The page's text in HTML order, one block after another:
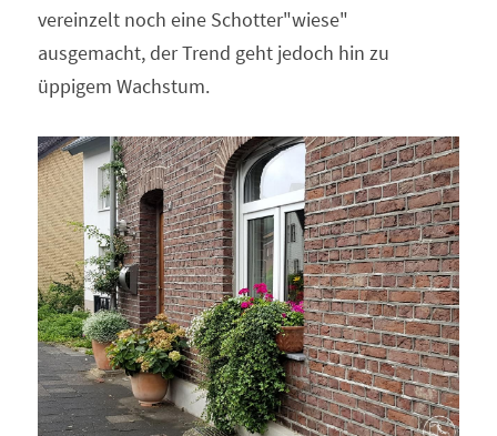
vereinzelt noch eine Schotter"wiese"
ausgemacht, der Trend geht jedoch hin zu
üppigem Wachstum.